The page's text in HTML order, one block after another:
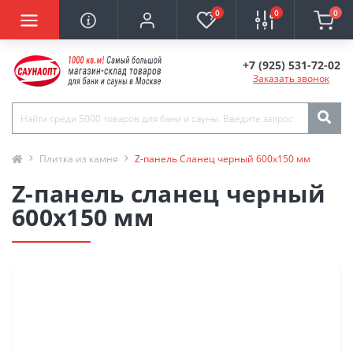
0 0 0
+7 (925) 531-72-02
Заказать звонок
Плитка из камня Z-панель Сланец черный 600х150 мм
Z-панель сланец черный
600х150 мм